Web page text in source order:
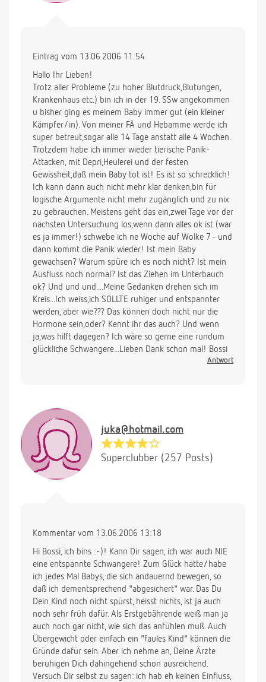
Eintrag vom 13.06.2006 11:54
Hallo Ihr Lieben!
Trotz aller Probleme (zu hoher Blutdruck,Blutungen,
Krankenhaus etc.) bin ich in der 19. SSw angekommen
u bisher ging es meinem Baby immer gut (ein kleiner
Kämpfer/in). Von meiner FÄ und Hebamme werde ich
super betreut,sogar alle 14 Tage anstatt alle 4 Wochen.
Trotzdem habe ich immer wieder tierische Panik-
Attacken, mit Depri,Heulerei und der festen
Gewissheit,daß mein Baby tot ist! Es ist so schrecklich!
Ich kann dann auch nicht mehr klar denken,bin für
logische Argumente nicht mehr zugänglich und zu nix
zu gebrauchen. Meistens geht das ein,zwei Tage vor der
nächsten Untersuchung los,wenn dann alles ok ist (war
es ja immer!) schwebe ich ne Woche auf Wolke 7 - und
dann kommt die Panik wieder! Ist mein Baby
gewachsen? Warum spüre ich es noch nicht? Ist mein
Ausfluss noch normal? Ist das Ziehen im Unterbauch
ok? Und und und....Meine Gedanken drehen sich im
Kreis...Ich weiss,ich SOLLTE ruhiger und entspannter
werden, aber wie??? Das können doch nicht nur die
Hormone sein,oder? Kennt ihr das auch? Und wenn
ja,was hilft dagegen? Ich wäre so gerne eine rundum
glückliche Schwangere...Lieben Dank schon mal! Bossi
Antwort
juka@hotmail.com
Superclubber (257 Posts)
Kommentar vom 13.06.2006 13:18
Hi Bossi, ich bins :-)! Kann Dir sagen, ich war auch NIE
eine entspannte Schwangere! Zum Glück hatte/habe
ich jedes Mal Babys, die sich andauernd bewegen, so
daß ich dementsprechend "abgesichert" war. Das Du
Dein Kind noch nicht spürst, heisst nichts, ist ja auch
noch sehr früh dafür. Als Erstgebährende weiß man ja
auch noch gar nicht, wie sich das anfühlen muß. Auch
Übergewicht oder einfach ein "faules Kind" können die
Gründe dafür sein. Aber ich nehme an, Deine Ärzte
beruhigen Dich dahingehend schon ausreichend.
Versuch Dir selbst zu sagen: ich hab eh keinen Einfluss,